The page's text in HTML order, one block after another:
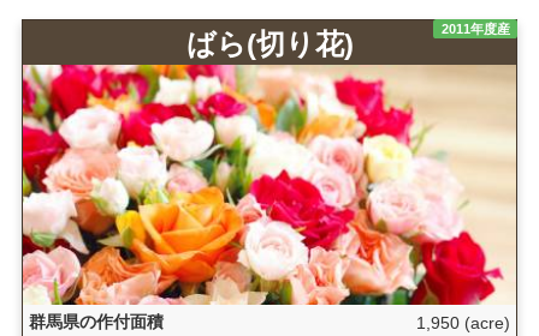
2011年度産
ばら(切り花)
群馬県の作付面積 1,950 (acre)